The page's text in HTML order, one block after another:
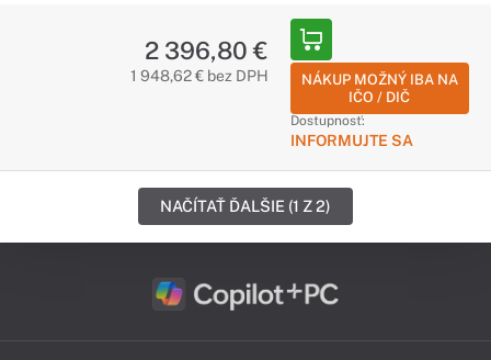
2 396,80 €
1 948,62 € bez DPH
NÁKUP MOŽNÝ IBA NA
IČO / DIČ
Dostupnosť:
INFORMUJTE SA
NAČÍTAŤ ĎALŠIE (1 Z 2)